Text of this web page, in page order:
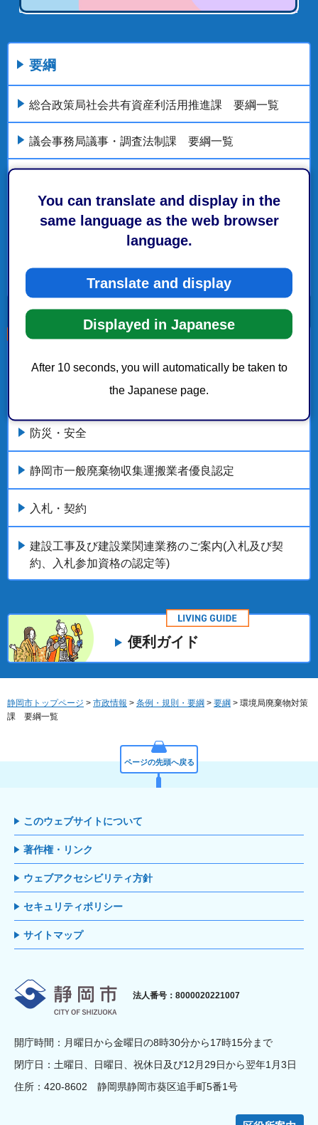
You can translate and display in the
same language as the web browser
language.
Translate and display
Displayed in Japanese
After 10 seconds, you will automatically be taken to
the Japanese page.
要綱
総合政策局社会共有資産利活用推進課 要綱一覧
議会事務局議事・調査法制課 要綱一覧
静岡市産業情報化推進活動事業費補助金交付要綱
経済局海洋政策部BX推進課 要綱一覧
もっとみる
環境局 廃棄物対策課
防災・安全
静岡市一般廃棄物収集運搬業者優良認定
入札・契約
建設工事及び建設業関連業務のご案内(入札及び契
約、入札参加資格の認定等)
便利ガイド
静岡市トップページ > 市政情報 > 条例・規則・要綱 > 要綱 > 環境局廃棄物対策
課 要綱一覧
ページの先頭へ戻る
このウェブサイトについて
著作権・リンク
ウェブアクセシビリティ方針
セキュリティポリシー
サイトマップ
静岡市
法人番号：8000020221007
開庁時間：月曜日から金曜日の8時30分から17時15分まで
閉庁日：土曜日、日曜日、祝休日及び12月29日から翌年1月3日
住所：420-8602 静岡県静岡市葵区追手町5番1号